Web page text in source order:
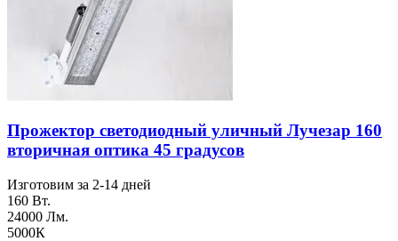
Прожектор светодиодный уличный Лучезар 160
вторичная оптика 45 градусов
Изготовим за 2-14 дней
160 Вт.
24000 Лм.
5000К